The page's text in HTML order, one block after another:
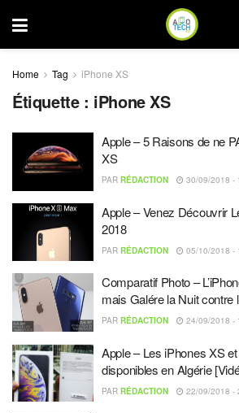
Home Tag iPhone XS
Étiquette : iPhone XS
Apple – 5 Raisons de ne
XS
PAR RÉDACTION 30/09/2018 -
Apple – Venez Découvrir
2018
PAR RÉDACTION 05/10/2018 -
Comparatif Photo –
mais Galére la Nuit contre
PAR RÉDACTION 24/09/2018 -
Apple – Les iPhones XS
disponibles en Algérie
PAR RÉDACTION 22/09/2018 -